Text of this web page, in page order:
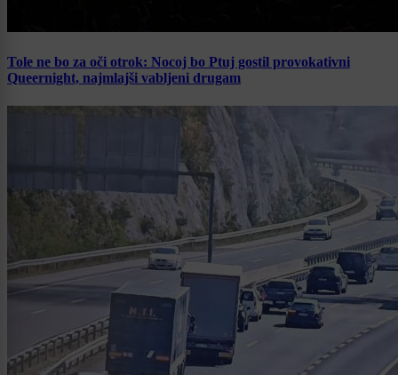
Tole ne bo za oči otrok: Nocoj bo Ptuj gostil provokativni
Queernight, najmlajši vabljeni drugam